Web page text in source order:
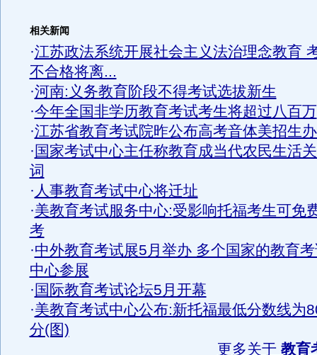
相关新闻
·江苏政法系统开展社会主义法治理念教育
不合格将离...
·河南:义务教育阶段不得考试选拔新生
·今年全国非学历教育考试考生将超过八百万
·江苏省教育考试院昨公布高考音体美招生
· 国家考试中心主任称教育成当代农民生活
词
· 人事教育考试中心将迁址
·美教育考试服务中心:受影响托福考生可免
考
·中外教育考试展5月举办 多个国家的教育
中心参展
· 国际教育考试论坛5月开幕
·美教育考试中心公布:新托福最低分数线为
分(图)
更多关于 教育